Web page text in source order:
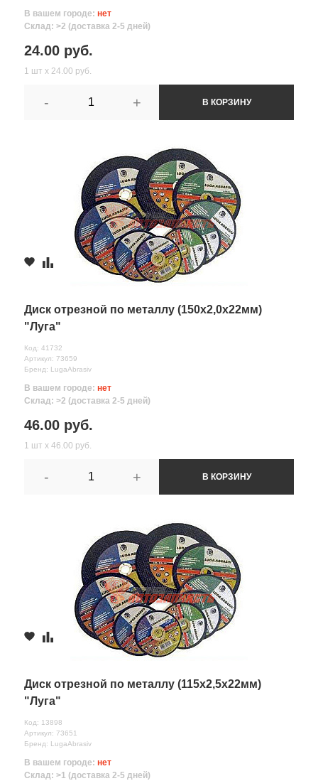
В вашем городе: нет
Склад: >2 (доставка 2-5 дней)
24.00 руб.
1 шт х 24.00 руб.
- + В КОРЗИНУ
Диск отрезной по металлу (150х2,0х22мм)
"Луга"
Код: 41732
Артикул: 73659
Бренд: LugaAbrasiv
В вашем городе: нет
Склад: >2 (доставка 2-5 дней)
46.00 руб.
1 шт х 46.00 руб.
- + В КОРЗИНУ
Диск отрезной по металлу (115х2,5х22мм)
"Луга"
Код: 13898
Артикул: 73651
Бренд: LugaAbrasiv
В вашем городе: нет
Склад: >1 (доставка 2-5 дней)